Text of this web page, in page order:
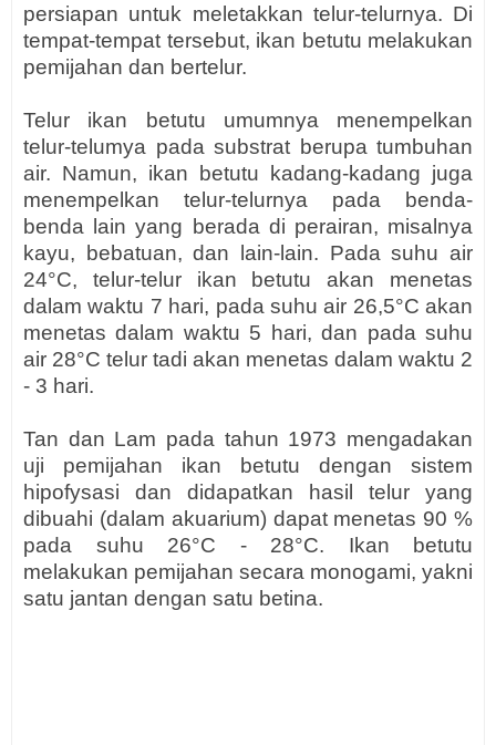
persiapan untuk meletakkan telur-telurnya. Di
tempat-tempat tersebut, ikan betutu melakukan
pemijahan dan bertelur.
Telur ikan betutu umumnya menempelkan
telur-telumya pada substrat berupa tumbuhan
air. Namun, ikan betutu kadang-kadang juga
menempelkan telur-telurnya pada benda-
benda lain yang berada di perairan, misalnya
kayu, bebatuan, dan lain-lain. Pada suhu air
24°C, telur-telur ikan betutu akan menetas
dalam waktu 7 hari, pada suhu air 26,5°C akan
menetas dalam waktu 5 hari, dan pada suhu
air 28°C telur tadi akan menetas dalam waktu 2
- 3 hari.
Tan dan Lam pada tahun 1973 mengadakan
uji pemijahan ikan betutu dengan sistem
hipofysasi dan didapatkan hasil telur yang
dibuahi (dalam akuarium) dapat menetas 90 %
pada suhu 26°C - 28°C. Ikan betutu
melakukan pemijahan secara monogami, yakni
satu jantan dengan satu betina.